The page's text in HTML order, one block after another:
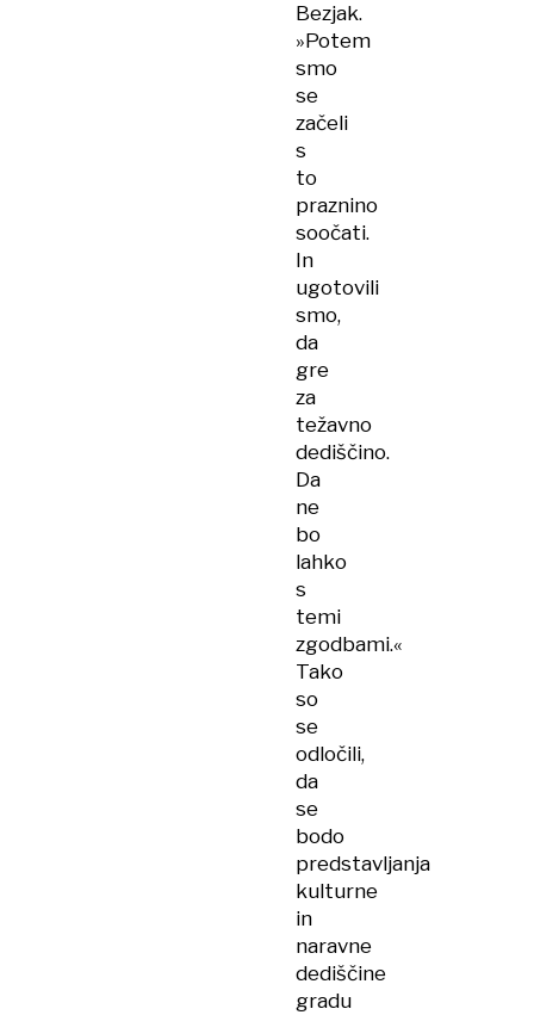
Bezjak.
»Potem
smo
se
začeli
s
to
praznino
soočati.
In
ugotovili
smo,
da
gre
za
težavno
dediščino.
Da
ne
bo
lahko
s
temi
zgodbami.«
Tako
so
se
odločili,
da
se
bodo
predstavljanja
kulturne
in
naravne
dediščine
gradu